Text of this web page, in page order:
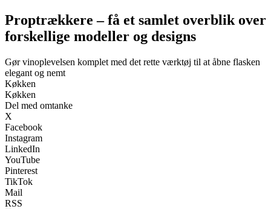
Proptrækkere – få et samlet overblik over
forskellige modeller og designs
Gør vinoplevelsen komplet med det rette værktøj til at åbne flasken
elegant og nemt
Køkken
Køkken
Del med omtanke
X
Facebook
Instagram
LinkedIn
YouTube
Pinterest
TikTok
Mail
RSS